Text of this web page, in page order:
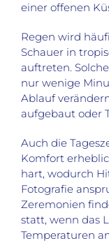
einer offenen
Regen wird
Schauer in
auftreten.
nur wenige
Ablauf
aufgebaut oder
Auch die
Komfort
hart, wodurch
Fotografie
Zeremonien
statt, wenn das
Temperaturen